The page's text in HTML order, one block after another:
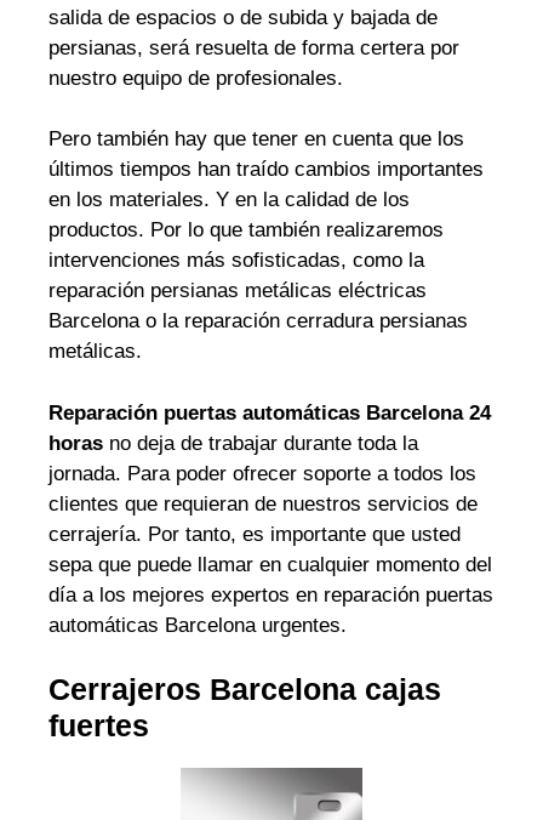
salida de espacios o de subida y bajada de
persianas, será resuelta de forma certera por
nuestro equipo de profesionales.
Pero también hay que tener en cuenta que los
últimos tiempos han traído cambios importantes
en los materiales. Y en la calidad de los
productos. Por lo que también realizaremos
intervenciones más sofisticadas, como la
reparación persianas metálicas eléctricas
Barcelona o la reparación cerradura persianas
metálicas.
Reparación puertas automáticas Barcelona 24
horas no deja de trabajar durante toda la
jornada. Para poder ofrecer soporte a todos los
clientes que requieran de nuestros servicios de
cerrajería. Por tanto, es importante que usted
sepa que puede llamar en cualquier momento del
día a los mejores expertos en reparación puertas
automáticas Barcelona urgentes.
Cerrajeros Barcelona cajas
fuertes